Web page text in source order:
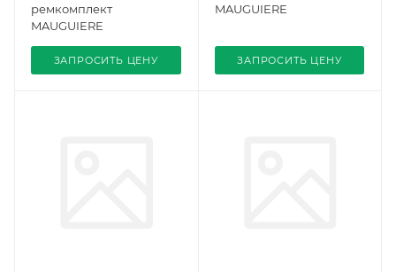
ремкомплект
MAUGUIERE
ЗАПРОСИТЬ ЦЕНУ
MAUGUIERE
ЗАПРОСИТЬ ЦЕНУ